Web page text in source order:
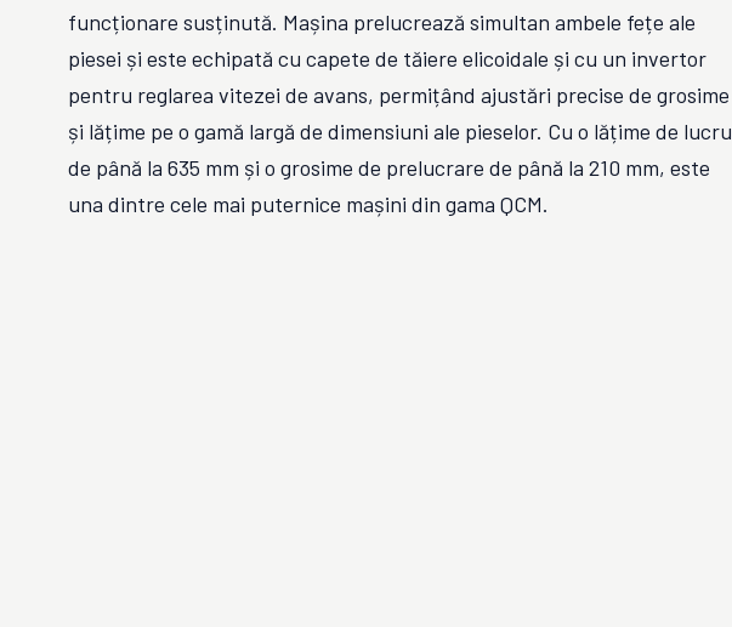
funcționare susținută. Mașina prelucrează simultan ambele fețe ale
piesei și este echipată cu capete de tăiere elicoidale și cu un invertor
pentru reglarea vitezei de avans, permițând ajustări precise de grosime
și lățime pe o gamă largă de dimensiuni ale pieselor. Cu o lățime de lucru
de până la 635 mm și o grosime de prelucrare de până la 210 mm, este
una dintre cele mai puternice mașini din gama QCM.